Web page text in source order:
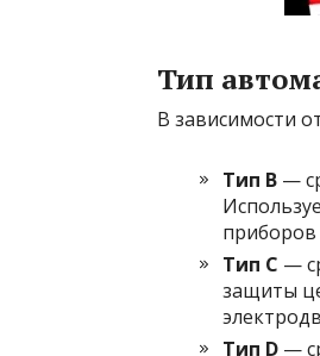
Тип
В зависимости
Тип B —
Тип C —
защиты
Тип D —